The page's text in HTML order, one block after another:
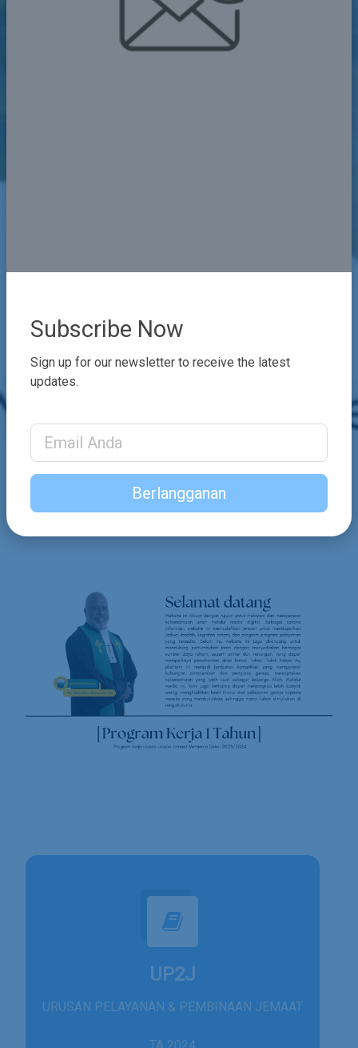
UP2J
URUSAN PELAYANAN & PEMBINAAN JEMAAT
Subscribe Now
Sign up for our newsletter to receive the latest
updates.
Email Address
Berlangganan